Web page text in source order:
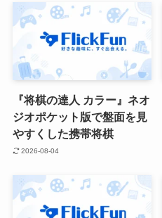
『将棋の達人 カラー』ネオ
ジオポケット版で盤面を見
やすくした携帯将棋
2026-08-04